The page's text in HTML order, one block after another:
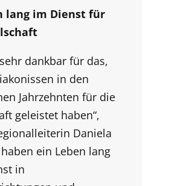
lang im Dienst für
dankbar für das,
in den
Jahrzehnten für die
geleistet haben“,
Daniela
haben ein Leben lang
in